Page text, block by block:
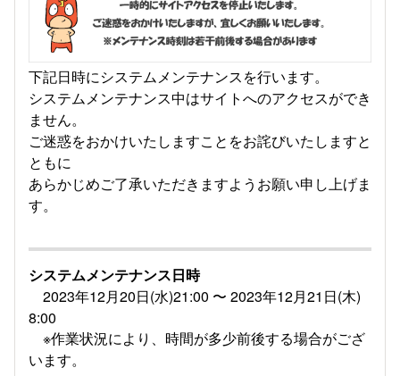
下記日時にシステムメンテナンスを行います。
システムメンテナンス中はサイトへのアクセスができ
ません。
ご迷惑をおかけいたしますことをお詫びいたしますと
ともに
あらかじめご了承いただきますようお願い申し上げま
す。
システムメンテナンス日時
2023年12月20日(水)21:00 〜 2023年12月21日(木)
8:00
※作業状況により、時間が多少前後する場合がござ
います。